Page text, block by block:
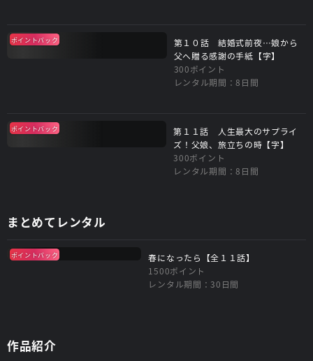
ポイントバック
第１０話 結婚式前夜…娘から
父へ贈る感謝の手紙【字】
300ポイント
レンタル期間：8日間
ポイントバック
第１１話 人生最大のサプライ
ズ！父娘、旅立ちの時【字】
300ポイント
レンタル期間：8日間
まとめてレンタル
ポイントバック
春になったら【全１１話】
1500ポイント
レンタル期間：30日間
作品紹介